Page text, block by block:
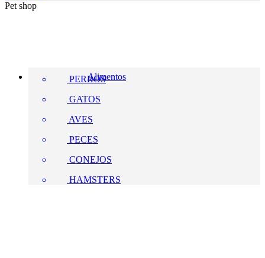
Pet shop
Alimentos
PERROS
GATOS
AVES
PECES
CONEJOS
HAMSTERS